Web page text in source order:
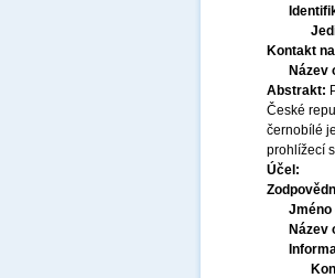
Kontakt
Název
Abstrakt:
České
černobílé
prohlížecí
Účel:
Jméno
Název